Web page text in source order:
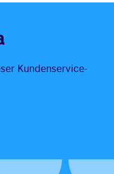
Kundenservice-